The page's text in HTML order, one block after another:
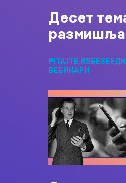
Десет
PITAJTE.RS
ВЕБИНАРИ